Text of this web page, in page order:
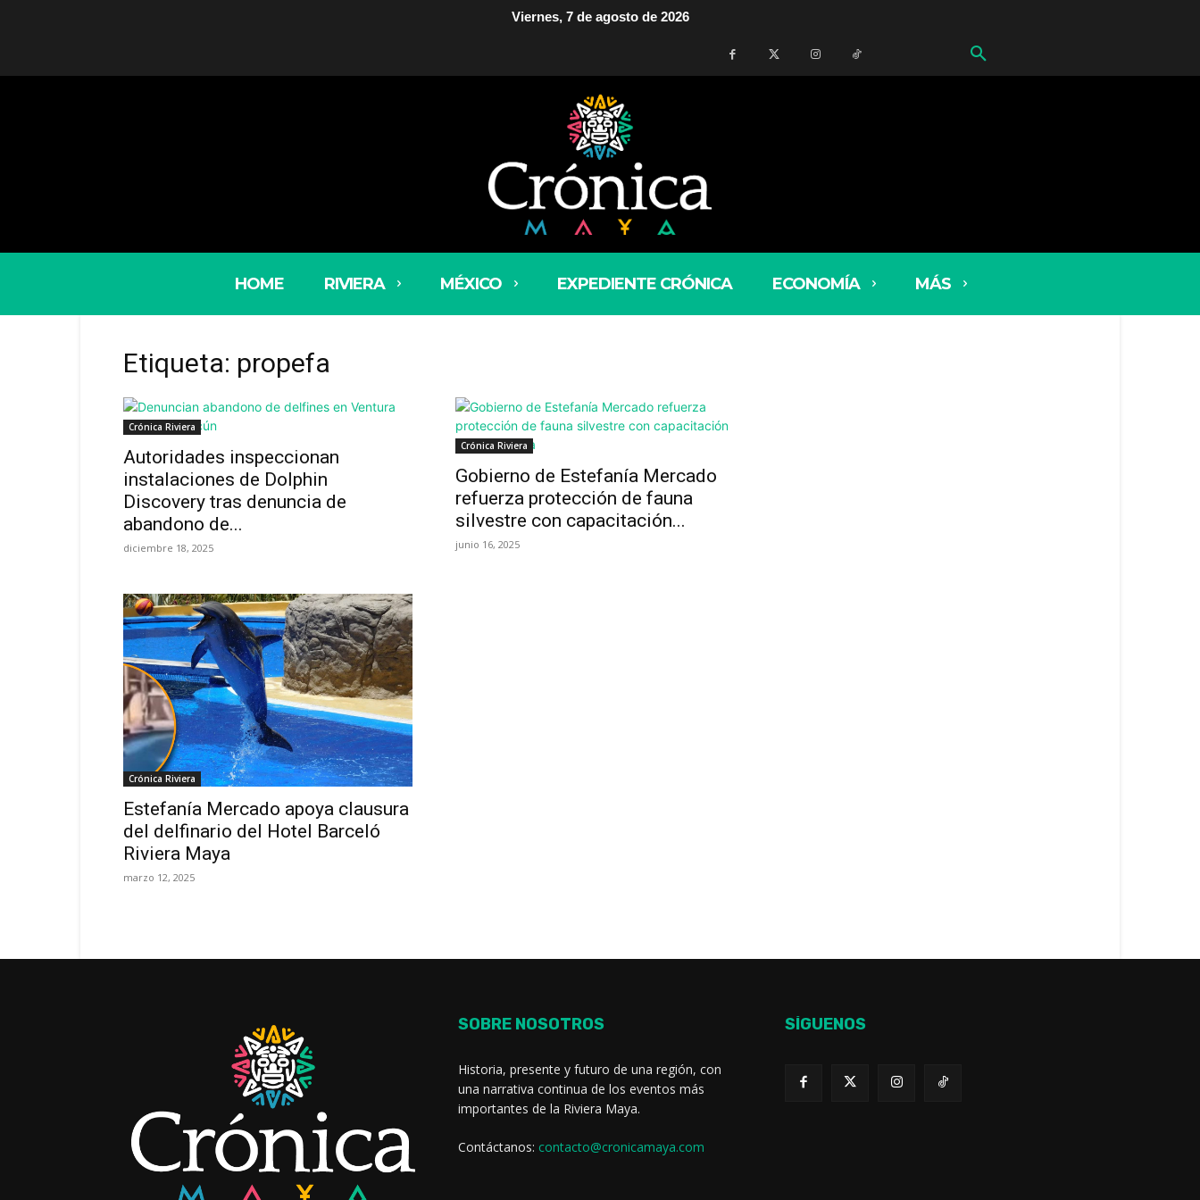
Viernes, 7 de agosto de 2026
HOME RIVIERA MÉXICO EXPEDIENTE CRÓNICA ECONOMÍA MÁS
Etiqueta: propefa
Crónica Riviera
Autoridades inspeccionan
instalaciones de Dolphin
Discovery tras denuncia de
abandono de...
diciembre 18, 2025
Crónica Riviera
Gobierno de Estefanía Mercado
refuerza protección de fauna
silvestre con capacitación...
junio 16, 2025
Crónica Riviera
Estefanía Mercado apoya clausura
del delfinario del Hotel Barceló
Riviera Maya
marzo 12, 2025
SOBRE NOSOTROS
Historia, presente y futuro de una región, con
una narrativa continua de los eventos más
importantes de la Riviera Maya.
Contáctanos: contacto@cronicamaya.com
SÍGUENOS